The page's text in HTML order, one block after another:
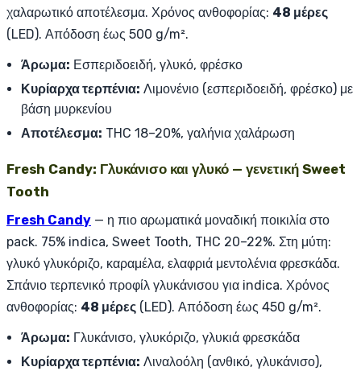
χαλαρωτικό αποτέλεσμα. Χρόνος ανθοφορίας: 48 μέρες
(LED). Απόδοση έως 500 g/m².
Άρωμα: Εσπεριδοειδή, γλυκό, φρέσκο
Κυρίαρχα τερπένια: Λιμονένιο (εσπεριδοειδή, φρέσκο) με
βάση μυρκενίου
Αποτέλεσμα: THC 18–20%, γαλήνια χαλάρωση
Fresh Candy: Γλυκάνισο και γλυκό — γενετική Sweet
Tooth
Fresh Candy — η πιο αρωματικά μοναδική ποικιλία στο
pack. 75% indica, Sweet Tooth, THC 20–22%. Στη μύτη:
γλυκό γλυκόριζο, καραμέλα, ελαφριά μεντολένια φρεσκάδα.
Σπάνιο τερπενικό προφίλ γλυκάνισου για indica. Χρόνος
ανθοφορίας: 48 μέρες (LED). Απόδοση έως 450 g/m².
Άρωμα: Γλυκάνισο, γλυκόριζο, γλυκιά φρεσκάδα
Κυρίαρχα τερπένια: Λιναλοόλη (ανθικό, γλυκάνισο),